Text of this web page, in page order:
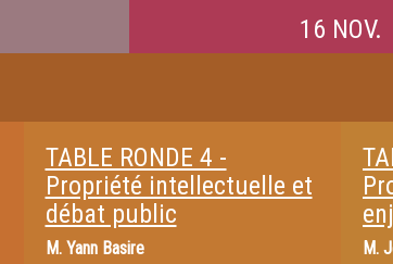
16 NOV.
TABLE RONDE 4 -
Propriété intellectuelle et
débat public
M. Yann Basire
M.